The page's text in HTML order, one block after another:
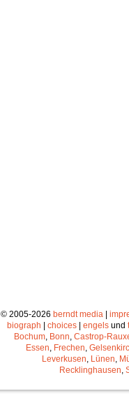
© 2005-2026 berndt media |
biograph | choices | engels und
Bochum Bonn Castrop-
Essen Frechen
Leverkusen Lünen
Recklinghausen